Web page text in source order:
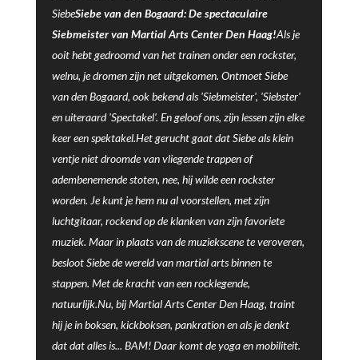
SiebeSiebe van den Bogaard: De spectaculaire
Siebmeister van Martial Arts Center Den Haag!Als je
ooit hebt gedroomd van het trainen onder een rockster,
welnu, je dromen zijn net uitgekomen. Ontmoet Siebe
van den Bogaard, ook bekend als 'Siebmeister', 'Siebster'
en uiteraard 'Spectakel'. En geloof ons, zijn lessen zijn elke
keer een spektakel.Het gerucht gaat dat Siebe als klein
ventje niet droomde van vliegende trappen of
adembenemende stoten, nee, hij wilde een rockster
worden. Je kunt je hem nu al voorstellen, met zijn
luchtgitaar, rockend op de klanken van zijn favoriete
muziek. Maar in plaats van de muziekscene te veroveren,
besloot Siebe de wereld van martial arts binnen te
stappen. Met de kracht van een rocklegende,
natuurlijk.Nu, bij Martial Arts Center Den Haag, traint
hij je in boksen, kickboksen, pankration en als je denkt
dat dat alles is... BAM! Daar komt de yoga en mobiliteit.